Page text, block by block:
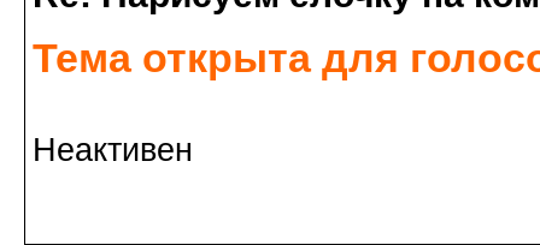
Тема открыта для
Неактивен